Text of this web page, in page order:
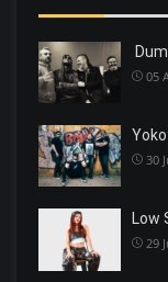
05
30
Low
29